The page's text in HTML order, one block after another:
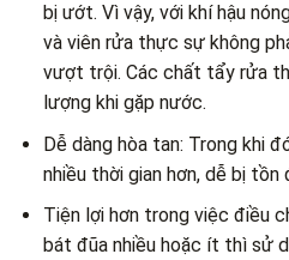
bị ướt. Vì vậy, với khí hậu
và viên rửa thực sự không
vượt trội. Các chất tẩy rửa
lượng khi gặp nước.
Dễ dàng hòa tan: Trong khi
nhiều thời gian hơn, dễ bị tồn
Tiện lợi hơn trong việc điều
bát đũa nhiều hoặc ít thì sử